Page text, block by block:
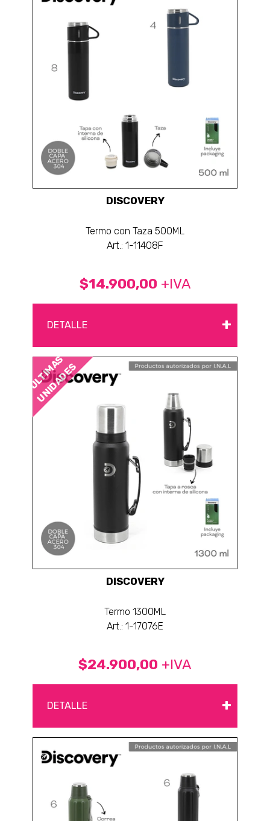
DISCOVERY
Termo con Taza 500ML
Art.: 1-11408F
$14.900,00 +IVA
DETALLE +
ÚLTIMAS
UNIDADES
DISCOVERY
Termo 1300ML
Art.: 1-17076E
$24.900,00 +IVA
DETALLE +